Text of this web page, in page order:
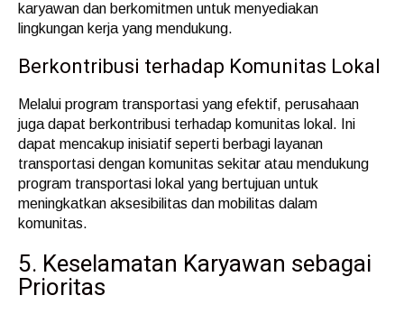
karyawan dan berkomitmen untuk menyediakan
lingkungan kerja yang mendukung.
Berkontribusi terhadap Komunitas Lokal
Melalui program transportasi yang efektif, perusahaan
juga dapat berkontribusi terhadap komunitas lokal. Ini
dapat mencakup inisiatif seperti berbagi layanan
transportasi dengan komunitas sekitar atau mendukung
program transportasi lokal yang bertujuan untuk
meningkatkan aksesibilitas dan mobilitas dalam
komunitas.
5. Keselamatan Karyawan sebagai
Prioritas